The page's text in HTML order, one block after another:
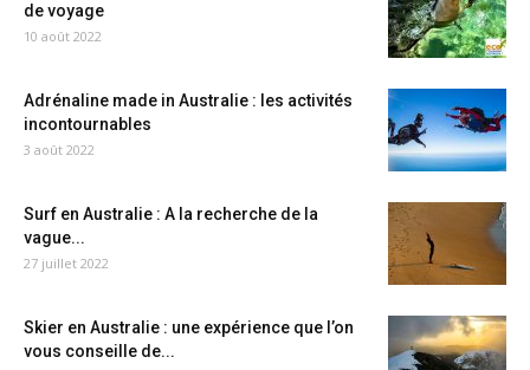
de voyage
10 août 2022
Adrénaline made in Australie : les activités
incontournables
3 août 2022
Surf en Australie : A la recherche de la
vague...
27 juillet 2022
Skier en Australie : une expérience que l’on
vous conseille de...